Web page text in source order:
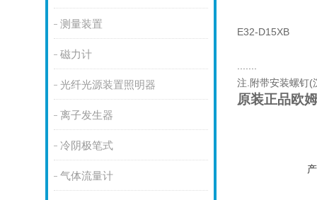
测量装置
磁力计
光纤光源装置照明器
离子发生器
冷阴极笔式
气体流量计
E32-D15XB
注.附带安装螺钉(
原装正品欧